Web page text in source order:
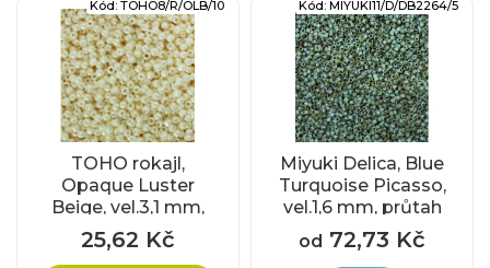
TOHO rokajl,
Opaque Luster
Beige, vel.3,1 mm,
průtah 1,3 mm
25,62 Kč
Kód: TOHO8/R/OLB/10
Miyuki Delica, Blue
Turquoise Picasso,
vel.1,6 mm, průtah
0,8 mm
od 72,73 Kč
Kód: MIYUKI11/D/DB2264/5